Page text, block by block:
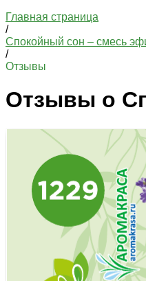
Главная страница
/
Спокойный сон – смесь
/
Отзывы
Отзывы о